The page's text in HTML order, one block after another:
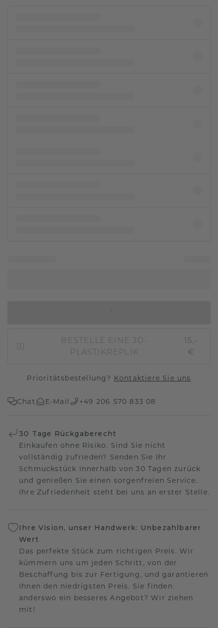
BESTELLE EINE 3D-
PLASTIKREPLIK
15,-
€
Prioritätsbestellung? Kontaktiere Sie uns
Chat E-Mail +49 206 570 833 08
30 Tage Rückgaberecht
Einkaufen ohne Risiko. Sind Sie nicht
vollständig zufrieden? Senden Sie Ihr
Schmuckstück innerhalb von 30 Tagen zurück
und genießen Sie einen sorgenfreien Service.
Ihre Zufriedenheit steht bei uns an erster Stelle.
Ihre Vision, unser Handwerk: Unbezahlbarer
Wert
Das perfekte Stück zum richtigen Preis. Wir
kümmern uns um jeden Schritt, von der
Beschaffung bis zur Fertigung, und garantieren
Ihnen den niedrigsten Preis. Sie finden
anderswo ein besseres Angebot? Wir ziehen
mit!